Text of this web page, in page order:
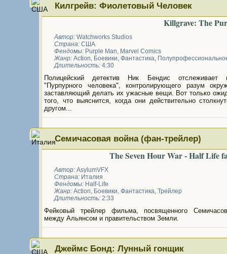
Килгрейв: Фиолетовый Человек
Killgrave: The
Автор: Watchworks Studios
Страна: США
Фендомы: Purple Man, Marvel Comics
Жанр: Action, Боевики, Фантастика,
Длительность: 4:30
Полицейский детектив Ник Бендис отслеживает
"Пурпурного человека", контролирующего разум
заставляющий делать их ужасные вещи. Вот только
того, что выяснится, когда они действительно
другом...
Семичасовая война (фан-трейлер)
The Seven Hour War - Half Life
Автор: AsylumVFX
Страна: Италия
Фендомы: Half-Life
Жанр: Action, Боевики, Фантастика, Трейлер
Длительность: 2:33
Фейковый трейлер фильма, посвященного
между Альянсом и правительством Земли.
Джеймс Бонд: Лунный гонщик